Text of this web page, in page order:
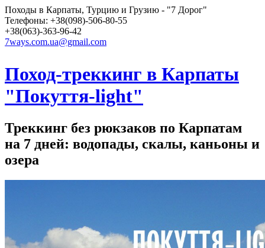
Походы в Карпаты, Турцию и Грузию - "7 Дорог"
Телефоны: +38(098)-506-80-55
+38(063)-363-96-42
7ways.com.ua@gmail.com
Поход-треккинг в Карпаты
"Покуття-light"
Треккинг без рюкзаков по Карпатам
на 7 дней: водопады, скалы, каньоны и
озера